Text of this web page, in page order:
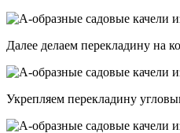
Далее делаем перекладину на
Укрепляем перекладину